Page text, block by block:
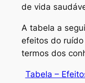
de vida
A tabela a
efeitos do
termos dos
Tabela –